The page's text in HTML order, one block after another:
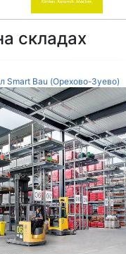
складах
Smart Bau (Орехово-Зуево)